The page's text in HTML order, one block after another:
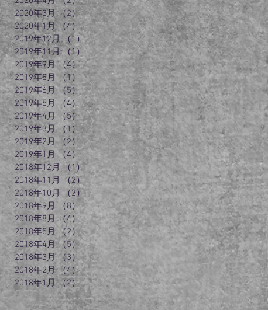
2020年3月 （2）2件の記事
2020年1月 （4）4件の記事
2019年12月
（1）1件の記事
2019年11月 （1）1件の記事
2019年9月 （4）4件の記事
2019年8月 （1）
1件の記事
2019年6月
（5）5件の記事
2019年5月
（4） 4件の記事
2019年4月
（5） 5件の記事
2019年3月 （1） 1件の記事
2019年2月
（2）2件の記事
2019年1月 （4）4件の記事
2018年12月
（1） 1件の記事
2018年11月
（2） 2件の記事
2018年10月
（2）2件の記事
2018年9月
（8）8件の記事
2018年8月 （4）4件の記事
2018年5月
（2）2件の記事
2018年4月 （5）5件の記事
2018年3月 （3）3件の記事
2018年2月 （4）4件の記事
2018年1月 （2）2件の記事